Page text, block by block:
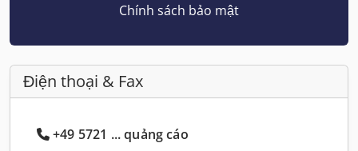
Chính sách bảo mật
Điện thoại & Fax
+49 5721 ... quảng cáo